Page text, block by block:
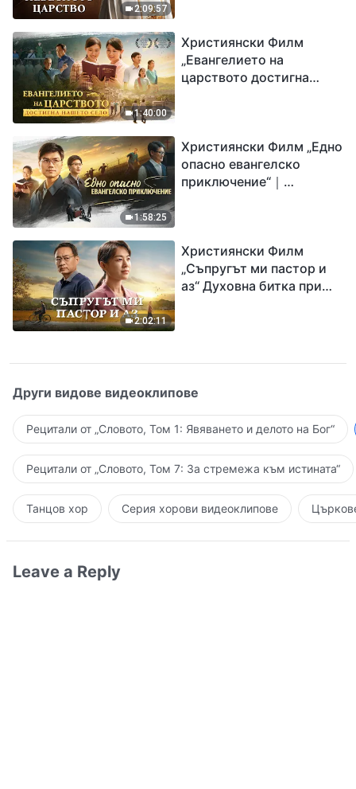
2:09:57
1:40:00
Християнски Филм
„Евангелието на
царството достигна
1:58:25
Християнски Филм „Едно
опасно евангелско
приключение“｜
Исус
2:02:11
Християнски Филм
„Съпругът ми пастор и
аз“ Духовна битка при
Други видове видеоклипове
Рецитали от „Словото, Том 1: Явяването и делото на Бог“
Рецитали от „Словото, Том 7: За стремежа към истината“
Танцов хор Серия хорови видеоклипове
Leave a Reply